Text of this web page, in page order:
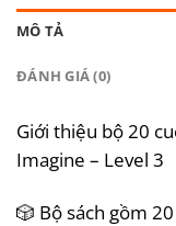
MÔ TẢ
ĐÁNH GIÁ (0)
Giới thiệu bộ 20
Imagine – Level 3
🎲 Bộ sách gồm